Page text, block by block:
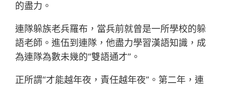
的盡力。
連隊躲族老兵羅布，當兵前就曾是一所學校的躲
語老師。進伍到連隊，他盡力學習漢語知識，成
為連隊為數未幾的“雙語通才”。
正所謂“才能越年夜，責任越年夜”。第二年，連